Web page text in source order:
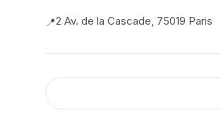
📍2 Av. de la Cascade, 75019 Paris